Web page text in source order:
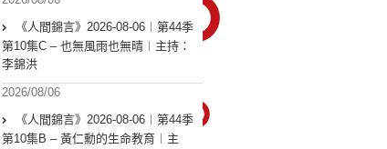
《人間錦言》2026-08-06︱第44季
第10集C – 也無風雨也無晴︱主持：
李錦洪
2026/08/06
《人間錦言》2026-08-06︱第44季
第10集B – 黃仁勳的生命教育︱主